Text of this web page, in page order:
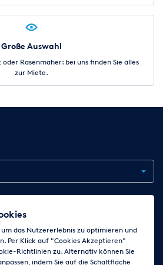
Große Auswahl
Rasenmäher: bei uns finden Sie alles
zur Miete.
Cookie-Einstellungen ändern
das Nutzererlebnis zu optimieren und
Per Klick auf "Cookies Akzeptieren"
Richtlinien zu. Alternativ können Sie
indem Sie auf die Schaltfläche